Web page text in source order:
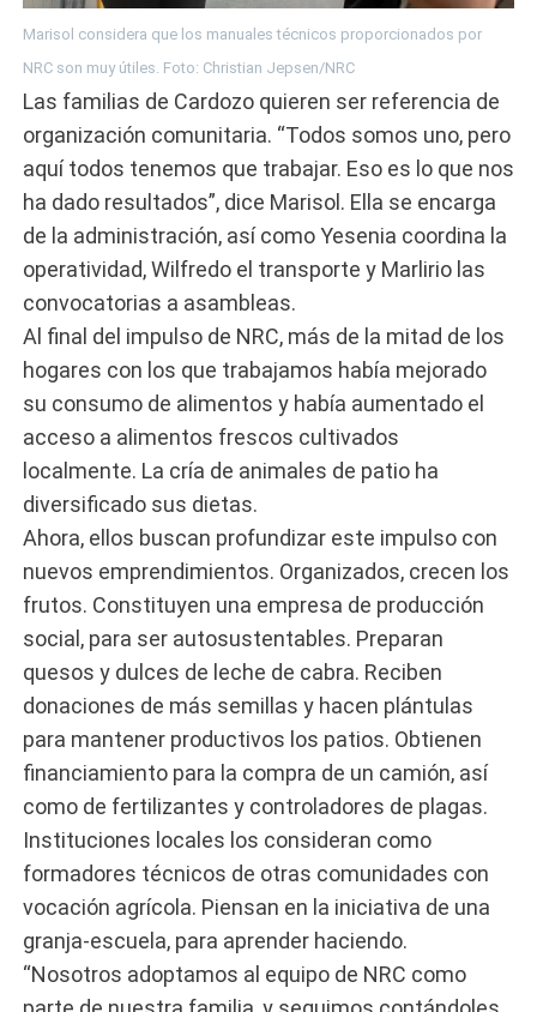
Marisol considera que los manuales técnicos proporcionados por
NRC son muy útiles. Foto: Christian Jepsen/NRC
Las familias de Cardozo quieren ser referencia de
organización comunitaria. “Todos somos uno, pero
aquí todos tenemos que trabajar. Eso es lo que nos
ha dado resultados”, dice Marisol. Ella se encarga
de la administración, así como Yesenia coordina la
operatividad, Wilfredo el transporte y Marlirio las
convocatorias a asambleas.
Al final del impulso de NRC, más de la mitad de los
hogares con los que trabajamos había mejorado
su consumo de alimentos y había aumentado el
acceso a alimentos frescos cultivados
localmente. La cría de animales de patio ha
diversificado sus dietas.
Ahora, ellos buscan profundizar este impulso con
nuevos emprendimientos. Organizados, crecen los
frutos. Constituyen una empresa de producción
social, para ser autosustentables. Preparan
quesos y dulces de leche de cabra. Reciben
donaciones de más semillas y hacen plántulas
para mantener productivos los patios. Obtienen
financiamiento para la compra de un camión, así
como de fertilizantes y controladores de plagas.
Instituciones locales los consideran como
formadores técnicos de otras comunidades con
vocación agrícola. Piensan en la iniciativa de una
granja-escuela, para aprender haciendo.
“Nosotros adoptamos al equipo de NRC como